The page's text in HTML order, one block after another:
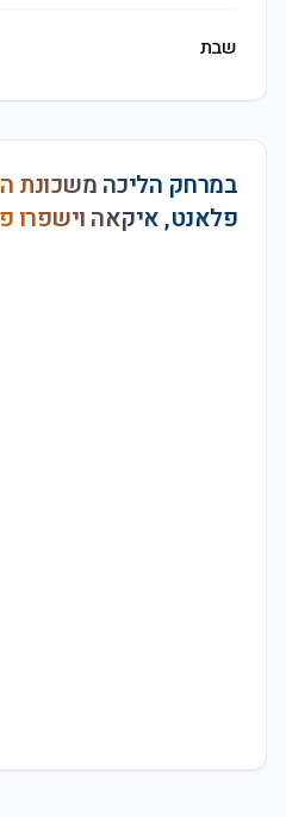
שבת
במרחק הליכה משכונת
פלאנט, איקאה וישפרו
המרכז פתוח לקהל הרחב,